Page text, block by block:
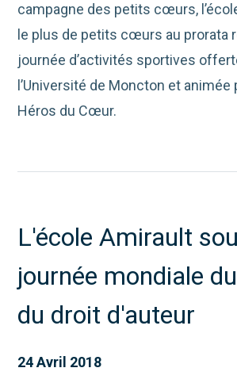
campagne des petits cœurs,
le plus de petits cœurs au prorata
journée d’activités sportives
l’Université de Moncton et animée
Héros du Cœur.
L'école Amirault
journée mondiale
du droit d'auteur
24 Avril 2018